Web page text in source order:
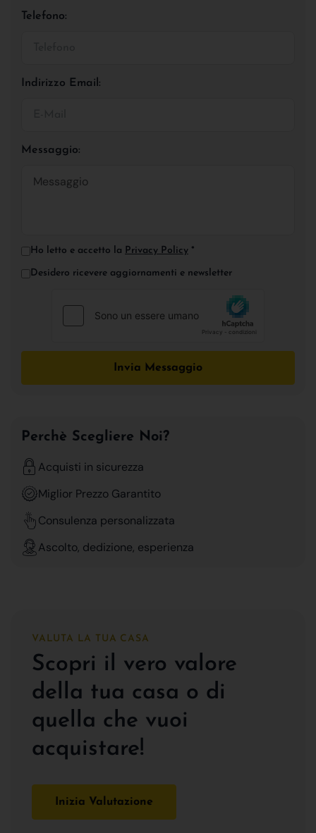
Telefono:
Indirizzo Email:
Messaggio:
Ho letto e accetto la Privacy Policy *
Desidero ricevere aggiornamenti e newsletter
Invia Messaggio
Perchè Scegliere Noi?
Acquisti in sicurezza
Miglior Prezzo Garantito
Consulenza personalizzata
Ascolto, dedizione, esperienza
VALUTA LA TUA CASA
Scopri il vero valore
della tua casa o di
quella che vuoi
acquistare!
Inizia Valutazione